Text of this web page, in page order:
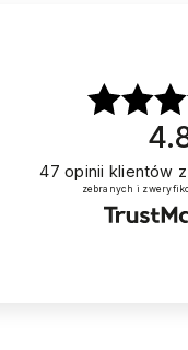
47 opinii klientów
zebranych i